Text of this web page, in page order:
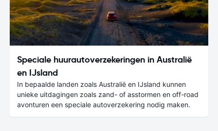
Speciale huurautoverzekeringen in Australië
en IJsland
In bepaalde landen zoals Australië en IJsland kunnen
unieke uitdagingen zoals zand- of asstormen en off-road
avonturen een speciale autoverzekering nodig maken.